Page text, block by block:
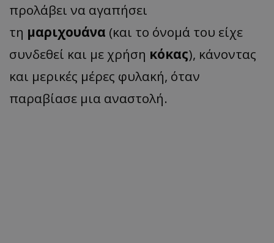
προλάβει να αγαπήσει
τη μαριχουάνα (και το όνομά του είχε
συνδεθεί και με χρήση κόκας), κάνοντας
και μερικές μέρες φυλακή, όταν
παραβίασε μια αναστολή.